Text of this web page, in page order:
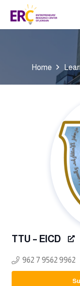
Home
TTU – EICD
962 7 9562 9962